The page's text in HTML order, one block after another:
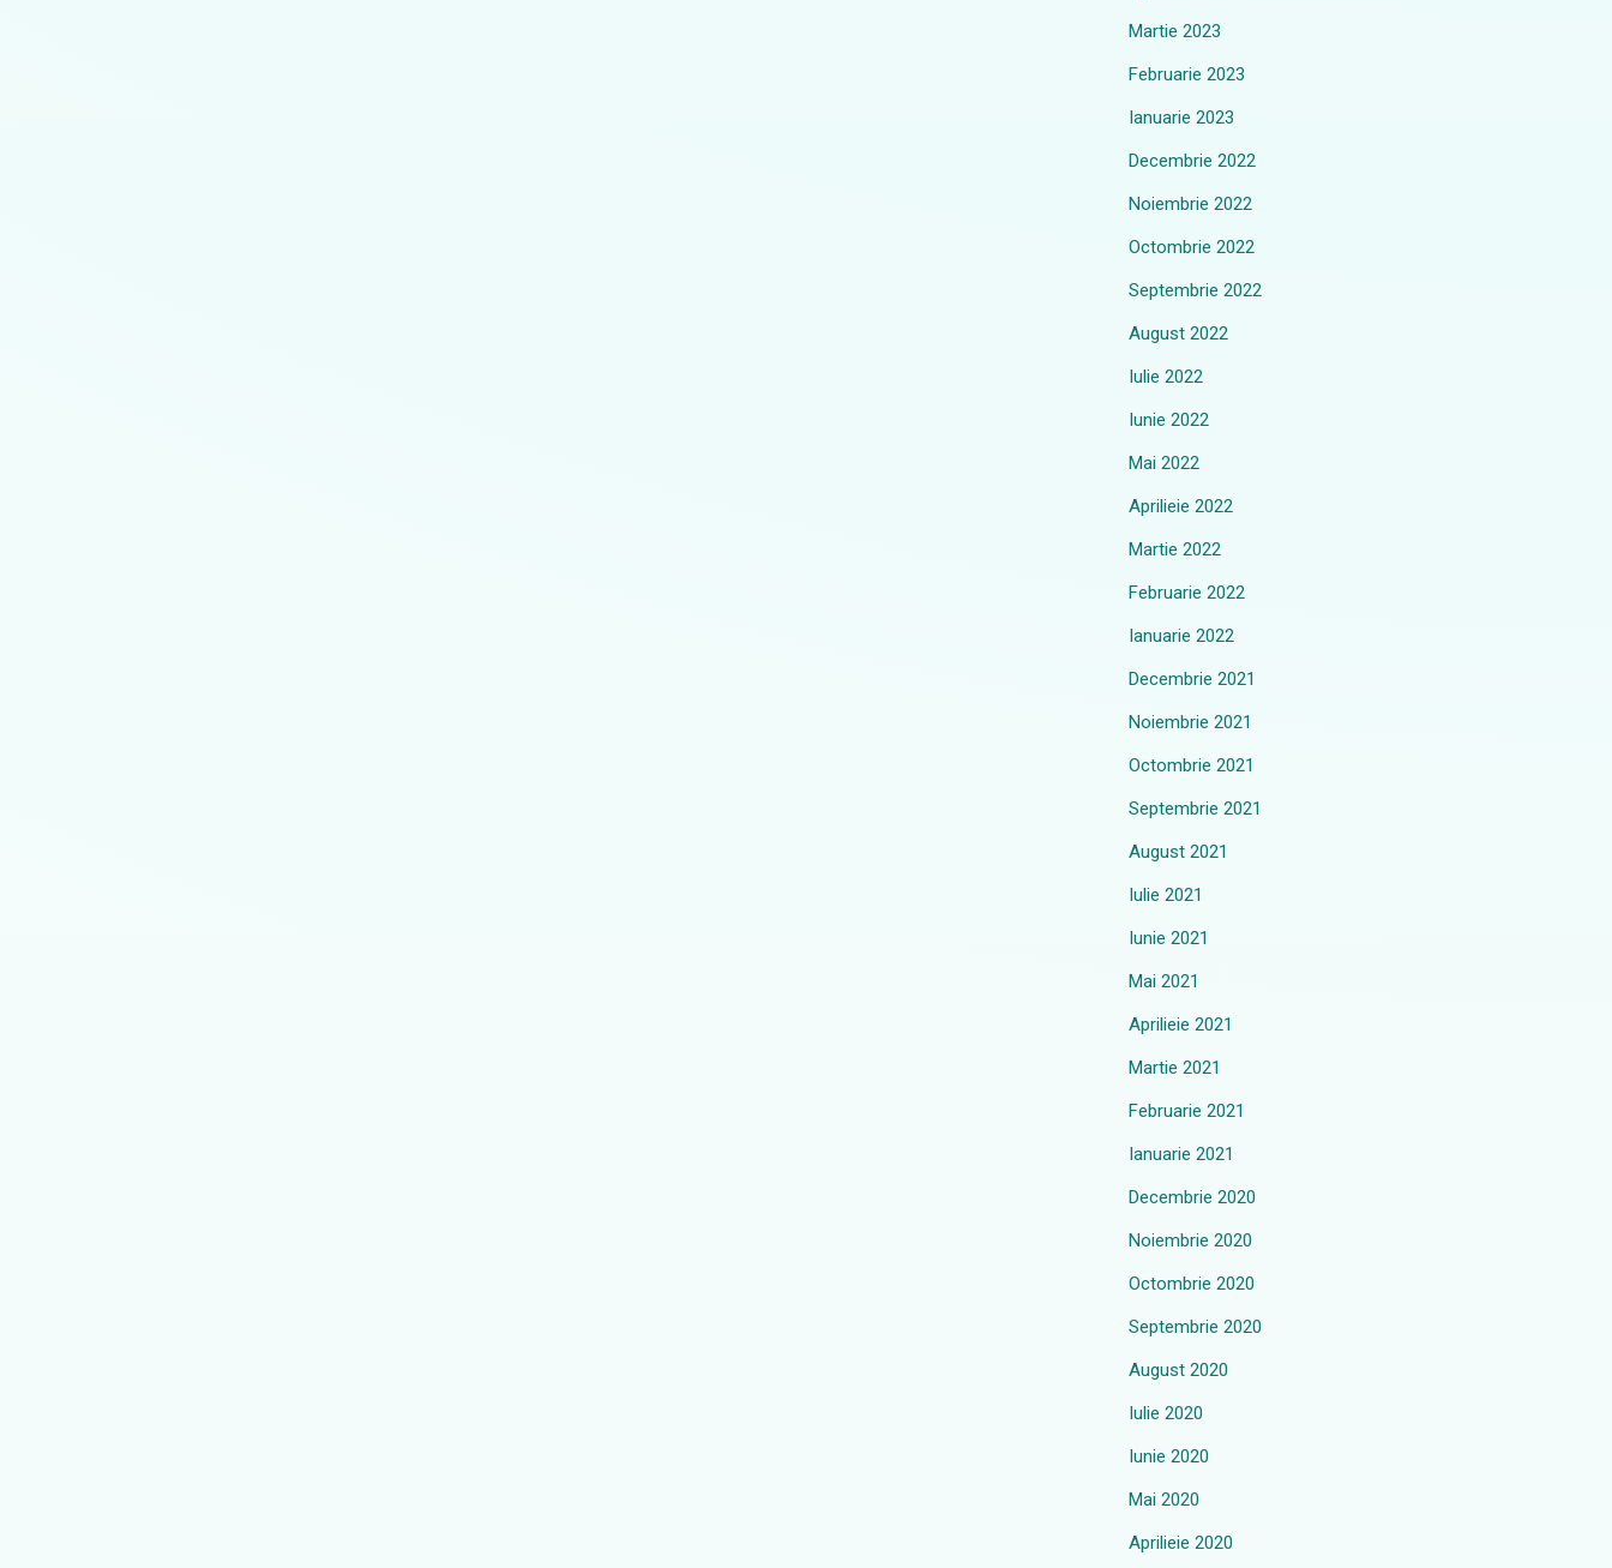
Martie 2023
Februarie 2023
Ianuarie 2023
Decembrie 2022
Noiembrie 2022
Octombrie 2022
Septembrie 2022
August 2022
Iulie 2022
Iunie 2022
Mai 2022
Aprilieie 2022
Martie 2022
Februarie 2022
Ianuarie 2022
Decembrie 2021
Noiembrie 2021
Octombrie 2021
Septembrie 2021
August 2021
Iulie 2021
Iunie 2021
Mai 2021
Aprilieie 2021
Martie 2021
Februarie 2021
Ianuarie 2021
Decembrie 2020
Noiembrie 2020
Octombrie 2020
Septembrie 2020
August 2020
Iulie 2020
Iunie 2020
Mai 2020
Aprilieie 2020